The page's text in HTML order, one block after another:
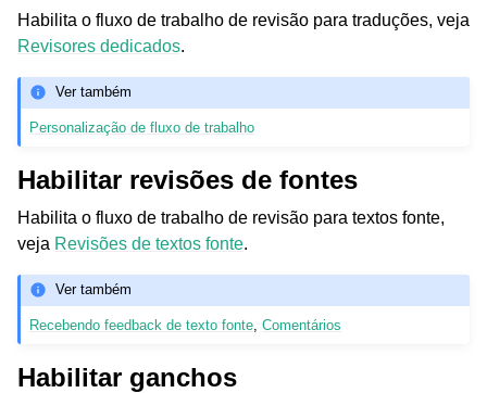
Habilita o fluxo de trabalho de revisão para traduções, veja
Revisores dedicados.
Ver também
Personalização de fluxo de trabalho
Habilitar revisões de fontes
Habilita o fluxo de trabalho de revisão para textos fonte,
veja Revisões de textos fonte.
Ver também
Recebendo feedback de texto fonte ,Comentários
Habilitar ganchos